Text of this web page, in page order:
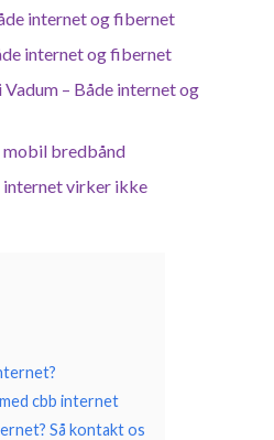
internet og fibernet
internet og fibernet
– Både internet og
mobil bredbånd
internet virker ikke
cbb internet
Så kontakt os